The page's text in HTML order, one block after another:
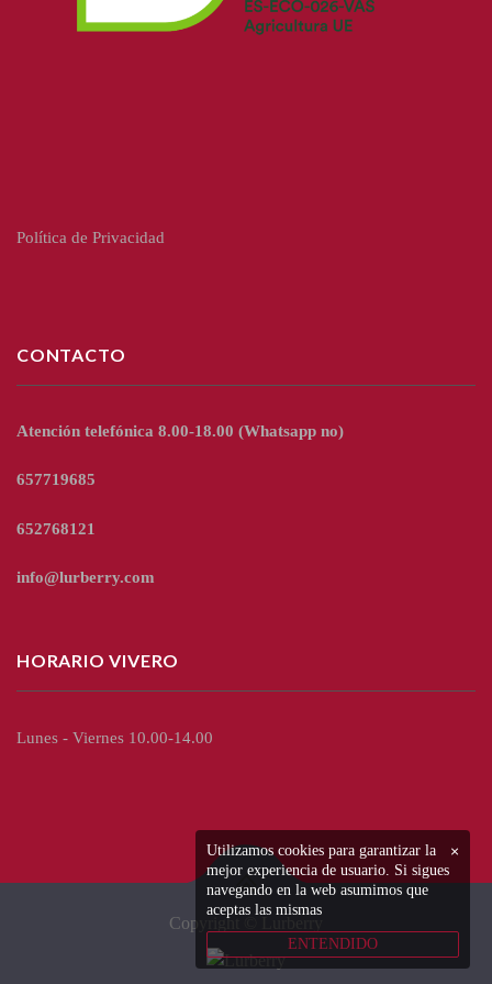
Política de Privacidad
CONTACTO
Atención telefónica 8.00-18.00 (Whatsapp no)
657719685
652768121
info@lurberry.com
HORARIO VIVERO
Lunes - Viernes 10.00-14.00
Copyright © Lurberry
×
Utilizamos cookies para garantizar la
mejor experiencia de usuario. Si sigues
navegando en la web asumimos que
aceptas las mismas
ENTENDIDO